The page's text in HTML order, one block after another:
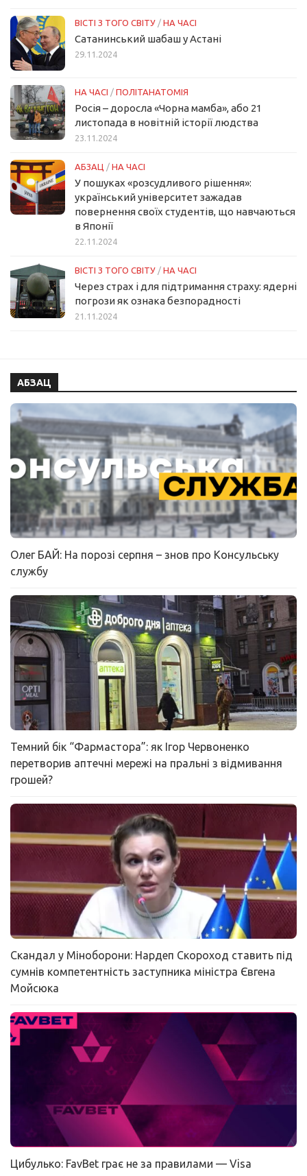
ВІСТІ З ТОГО СВІТУ / НА ЧАСІ
Сатанинський шабаш у Астані
29.11.2024
НА ЧАСІ / ПОЛІТАНАТОМІЯ
Росія – доросла «Чорна мамба», або 21
листопада в новітній історії людства
23.11.2024
АБЗАЦ / НА ЧАСІ
У пошуках «розсудливого рішення»:
український університет зажадав
повернення своїх студентів, що навчаються
в Японії
22.11.2024
ВІСТІ З ТОГО СВІТУ / НА ЧАСІ
Через страх і для підтримання страху: ядерні
погрози як ознака безпорадності
21.11.2024
АБЗАЦ
Олег БАЙ: На порозі серпня – знов про Консульську
службу
Темний бік “Фармастора”: як Ігор Червоненко
перетворив аптечні мережі на пральні з відмивання
грошей?
Скандал у Міноборони: Нардеп Скороход ставить під
сумнів компетентність заступника міністра Євгена
Мойсюка
Цибулько: FavBet грає не за правилами — Visa